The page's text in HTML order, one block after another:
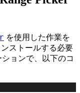
を使用した作業を
ストールする必要
ョンで、以下のコ